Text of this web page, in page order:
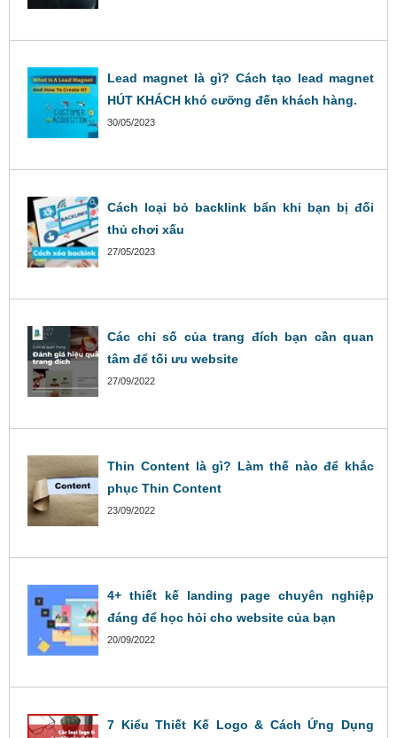
Lead magnet là gì? Cách tạo lead magnet
HÚT KHÁCH khó cưỡng đến khách hàng.
30/05/2023
Cách loại bỏ backlink bẩn khi bạn bị đối
thủ chơi xấu
27/05/2023
Các chỉ số của trang đích bạn cần quan
tâm để tối ưu website
27/09/2022
Thin Content là gì? Làm thế nào để khắc
phục Thin Content
23/09/2022
4+ thiết kế landing page chuyên nghiệp
đáng để học hỏi cho website của bạn
20/09/2022
7 Kiểu Thiết Kế Logo & Cách Ứng Dụng